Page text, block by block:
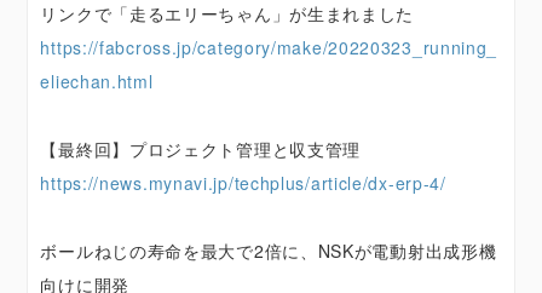
リンクで「走るエリーちゃん」が生まれました
https://fabcross.jp/category/make/20220323_running_
eliechan.html
【最終回】プロジェクト管理と収支管理
https://news.mynavi.jp/techplus/article/dx-erp-4/
ボールねじの寿命を最大で2倍に、NSKが電動射出成形機
向けに開発